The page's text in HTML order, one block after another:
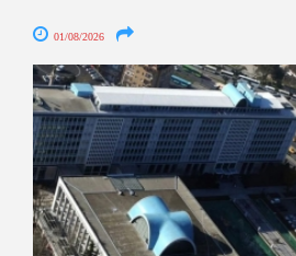
01/08/2026